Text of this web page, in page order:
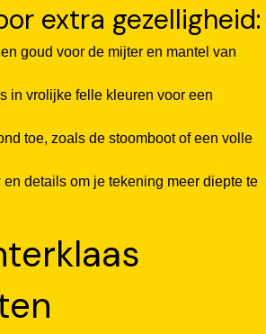
extra gezelligheid:
goud voor de mijter en mantel van
in vrolijke felle kleuren voor een
toe, zoals de stoomboot of een volle
en details om je tekening meer diepte te